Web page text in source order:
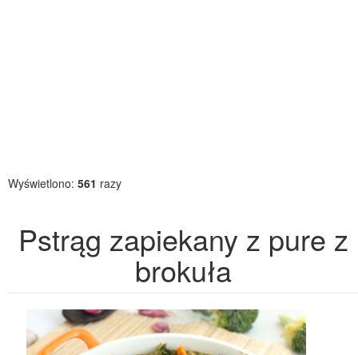
Wyświetlono: 561 razy
Pstrąg zapiekany z pure z
brokuła